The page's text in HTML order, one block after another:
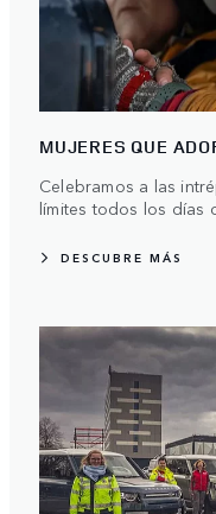
MUJERES QUE
Celebramos a las
límites todos los días
DESCUBRE MÁS